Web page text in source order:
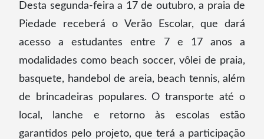
Desta segunda-feira a 17 de outubro, a praia de
Piedade receberá o Verão Escolar, que dará
acesso a estudantes entre 7 e 17 anos a
modalidades como beach soccer, vôlei de praia,
basquete, handebol de areia, beach tennis, além
de brincadeiras populares. O transporte até o
local, lanche e retorno às escolas estão
garantidos pelo projeto, que terá a participação